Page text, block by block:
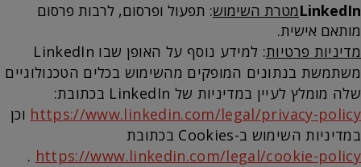
LinkedInמטרת השימוש: תפעול ופרסום, לרבות פרסום
מותאם אישית.
מדיניות פרטיות
: למידע נוסף על האופן שבו LinkedIn
משתמשת בנתונים המופקים מהשימוש בכלים הטכנולוגיים
שלה מומלץ לעיין במדיניות של LinkedIn בכתובת:
https://www.linkedin.com/legal/privacy-policy וכן
במדיניות השימוש ב-Cookies בכתובת
https://www.linkedin.com/legal/cookie-policy
.